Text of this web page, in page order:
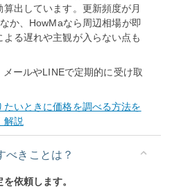
出しています。更新頻度が月
か、HowMaなら周辺相場が即
る遅れや主観が入らない点も
ールやLINEで定期的に受け取
たいときに価格を調べる方法を
解説
べきことは？
依頼します。